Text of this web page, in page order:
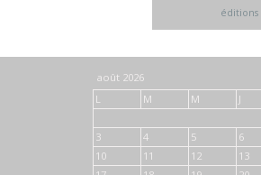
août 2026
L
M M J
3
4 5 6
10
11 12 13